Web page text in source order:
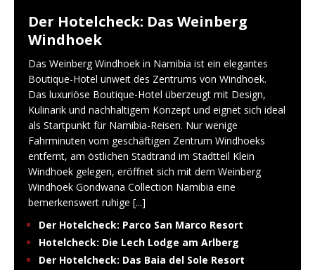
Der Hotelcheck: Das Weinberg
Windhoek
Das Weinberg Windhoek in Namibia ist ein elegantes
Boutique-Hotel unweit des Zentrums von Windhoek.
Das luxuriöse Boutique-Hotel überzeugt mit Design,
Kulinarik und nachhaltigem Konzept und eignet sich ideal
als Startpunkt für Namibia-Reisen. Nur wenige
Fahrminuten vom geschäftigen Zentrum Windhoeks
entfernt, am östlichen Stadtrand im Stadtteil Klein
Windhoek gelegen, eröffnet sich mit dem Weinberg
Windhoek Gondwana Collection Namibia eine
bemerkenswert ruhige [...]
Der Hotelcheck: Parco San Marco Resort
Hotelcheck: Die Lech Lodge am Arlberg
Der Hotelcheck: Das Baia del Sole Resort